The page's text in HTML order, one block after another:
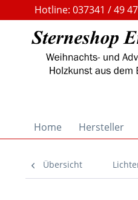
Hotline: 037341 / 49
Home
Hersteller
Übersicht